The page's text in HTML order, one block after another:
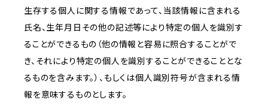
生存する個人に関する情報であって、当該情報に含まれる
氏名、生年月日その他の記述等により特定の個人を識別す
ることができるもの（他の情報と容易に照合することがで
き、それにより特定の個人を識別することができることとな
るものを含みます。）、もしくは個人識別符号が含まれる情
報を意味するものとします。